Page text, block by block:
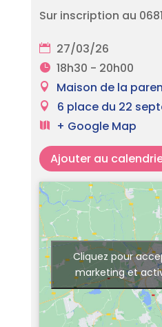
Sur inscription au
27/03/26
18h30 - 20h00
Maison de la
6 place du 22
+ Google Map
Ajouter au
Cliquez pour
marketing et